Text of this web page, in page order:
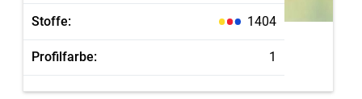
Stoffe: 1404
Profilfarbe: 1